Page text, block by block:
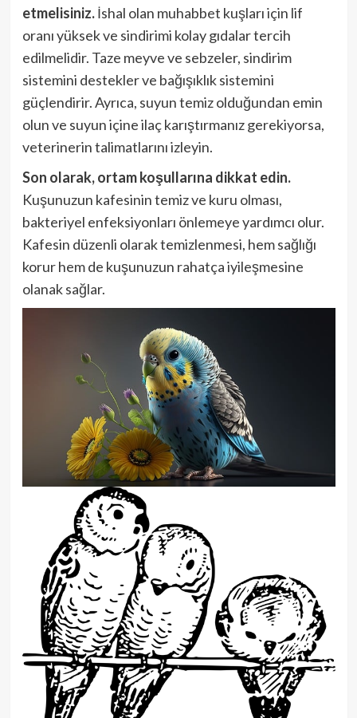
etmelisiniz.İshal olan muhabbet kuşları için lif
oranı yüksek ve sindirimi kolay gıdalar tercih
edilmelidir. Taze meyve ve sebzeler, sindirim
sistemini destekler ve bağışıklık sistemini
güçlendirir. Ayrıca, suyun temiz olduğundan emin
olun ve suyun içine ilaç karıştırmanız gerekiyorsa,
veterinerin talimatlarını izleyin.
Son olarak, ortam koşullarına dikkat edin.
Kuşunuzun kafesinin temiz ve kuru olması,
bakteriyel enfeksiyonları önlemeye yardımcı olur.
Kafesin düzenli olarak temizlenmesi, hem sağlığı
korur hem de kuşunuzun rahatça iyileşmesine
olanak sağlar.